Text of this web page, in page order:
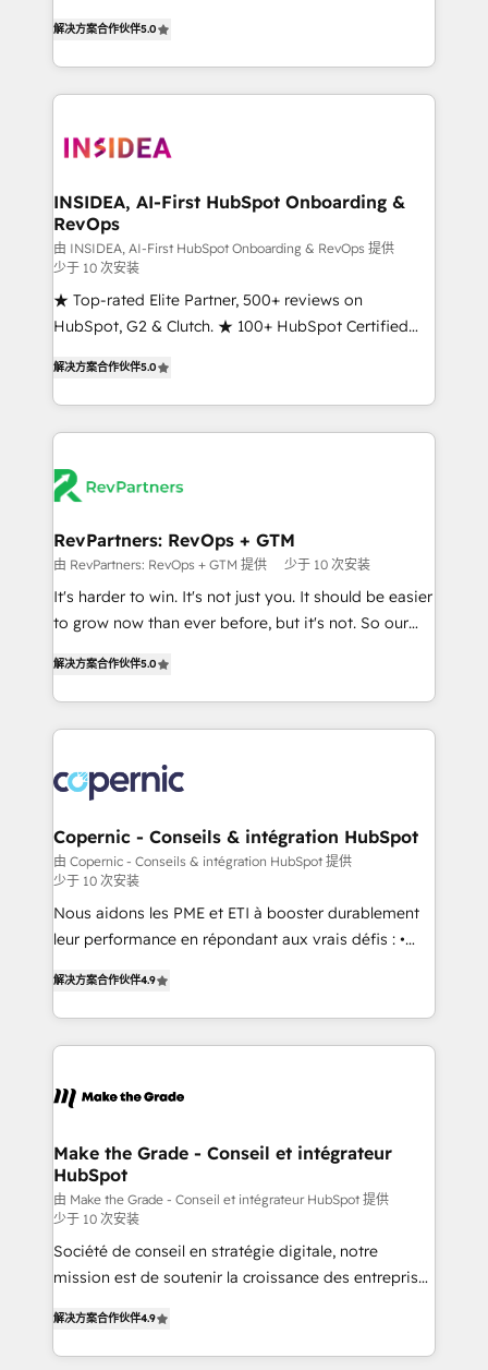
solutions that deliver measurable impact and
transform brand experiences As one of the few full-
service creative agencies in the HubSpot
winning design to build scalable, globally
marketing campaigns, & RevOps frameworks that
fuel long-term success We connect the entire
customer lifecycle through seamless integrations,
ensure long-term adoption with change-
management programs, and align marketing, sales,
and service to drive sustainable growth With 6 key
there’s a good chance one of our globally integrated
teams has worked with clients just like you Let’s
looking for...and get your next big initiative moving!
解决方案合作伙伴5.0
INSIDEA, AI-First HubSpot Onboarding &
RevOps
由 INSIDEA, AI-First HubSpot Onboarding & RevOps 提供
少于 10 次安装
★ Top-rated Elite Partner, 500+ reviews on
HubSpot, G2 & Clutch. ★ 100+ HubSpot Certified
implementations across five continents ★ AI-First,
RevOps-led, Onboarding obsessed ★ Company of
the Year 2024/25 INSIDEA helps growing companies
your team, migrate your data, and build AI-powered
your time zone. What we do ➤ Onboarding: Live in
weeks, with workflows built around your business,
not a template. ➤ Migration: Move from any legacy
CRM. Zero downtime, full data integrity. ➤
revenue process. Sales, marketing, and service wired
together. ➤ AI and Integrations: Layer Breeze AI,
rollouts, adoption coaching. Buying HubSpot,
switching to it, or reviving a stale portal? We are
解决方案合作伙伴5.0
RevPartners: RevOps + GTM
由 RevPartners: RevOps + GTM 提供 少于 10 次安装
It's harder to win. It's not just you. It should be easier
to grow now than ever before, but it's not. So our
revenue number. We do that by bridging the gap
where agencies fail: combining GTM strategy with
technical execution to solve the right problem at the
implement your CRM. We engineer revenue
outcomes for the GTM owner on HubSpot. We Build
Different Because We're Built Different: - Secure:
Soc2 compliant 🛡️ - Onboarding: Implementations
starting from $1,5k - Clay: Elite Studio Solutions
Partner 🤝 - Global: 75+ RPers across five continents
🌐 - Scale: Largest organically grown & fastest tiering
implementations than any other Partner 💻 -
Salesforce: We convert SFDC addicts to HubSpot
evangelists 🧡 Don't pick a marketing or technical
yours. Start winning.
解决方案合作伙伴5.0
Copernic - Conseils & intégration HubSpot
由 Copernic - Conseils & intégration HubSpot 提供
少于 10 次安装
Nous aidons les PME et ETI à booster durablement
leur performance en répondant aux vrais défis : •
téléphonie, etc.) • Alignement des équipes grâce à un
outil et des données partagées • Amélioration de la
collecte et de l’analyse des données pour des
de la productivité des équipes Notre équipe de 30
avec un engagement total, alignant processus
métiers et technologie, et guidant vos équipes à
travers le changement, tout en centrant vos objectifs
d’entreprise. Grâce à une méthodologie éprouvée
auprès de plus de 400 clients, nous comprenons
rapidement vos enjeux et intégrons parfaitement
votre projet HubSpot, contactez notre équipe pour
解决方案合作伙伴4.9
Make the Grade - Conseil et intégrateur
HubSpot
由 Make the Grade - Conseil et intégrateur HubSpot 提供
少于 10 次安装
Société de conseil en stratégie digitale, notre
mission est de soutenir la croissance des entreprises
l'intégration CRM et le développement des revenus
auprès de vos comptes existants. En France et à
解决方案合作伙伴4.9